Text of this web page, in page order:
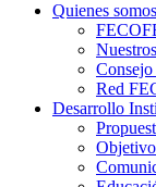
Quienes somos
Red
Desarrollo